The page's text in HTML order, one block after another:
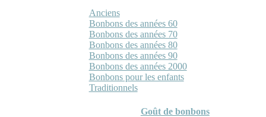
Anciens
Bonbons des années 60
Bonbons des années 70
Bonbons des années 80
Bonbons des années 90
Bonbons des années 2000
Bonbons pour les enfants
Traditionnels
Goût de bonbons